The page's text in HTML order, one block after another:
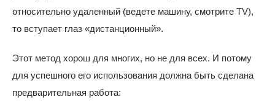
относительно удаленный (ведете машину, смотрите TV),
то вступает глаз «дистанционный».
Этот метод хорош для многих, но не для всех. И потому
для успешного его использования должна быть сделана
предварительная работа: